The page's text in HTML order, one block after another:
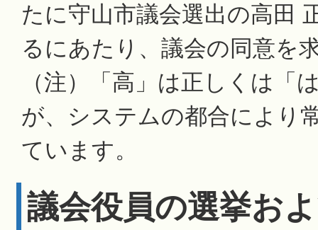
たに守山市議会選出の高田
るにあたり、議会の同意を
（注）「高」は正しくは「
が、システムの都合により
ています。
議会役員の選挙お